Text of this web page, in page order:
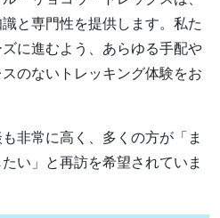
と専門性を提供します。私た
に進むよう、あらゆる手配や
のないトレッキング体験をお
非常に高く、多くの方が「ま
い」と再訪を希望されていま